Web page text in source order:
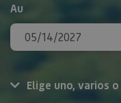
Au
Elige uno, varios